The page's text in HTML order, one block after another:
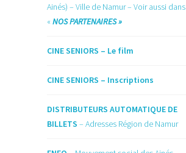
Ainés) – Ville de Namur – Voir aussi dans
« NOS PARTENAIRES »
CINE SENIORS – Le film
CINE SENIORS – Inscriptions
DISTRIBUTEURS AUTOMATIQUE DE
BILLETS – Adresses Région de Namur